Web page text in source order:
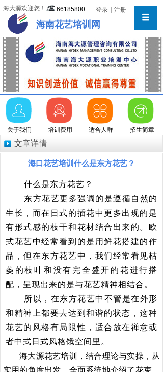
海大源欢迎您！ 66185800 登录 注册
海南花艺培训网
关于我们 培训费用 招生简章
适合人群
文章详情
海口花艺培训什么是东方花艺？
什么是东方花艺？
东方花艺更多强调的是遵循自然的
生长，而在日式的插花中更多出现的是
有形式感的枝干和花材结合出来的。欧
式花艺中经常看到的是用鲜花搭建的作
品，但在东方花艺中，我们经常看见枯
萎的枝叶和没有完全盛开的花进行搭
配，呈现出来的是与花艺精神相结合。
所以，在东方花艺中不管是在外形
和精神上都要去达到和谐的状态，这种
花艺的风格有局限性，适合放在禅意或
者中式日式风格饿空间里。
海大源花艺培训，结合理论与实操，从
实用的角度出发，全面系统地介绍了花束、